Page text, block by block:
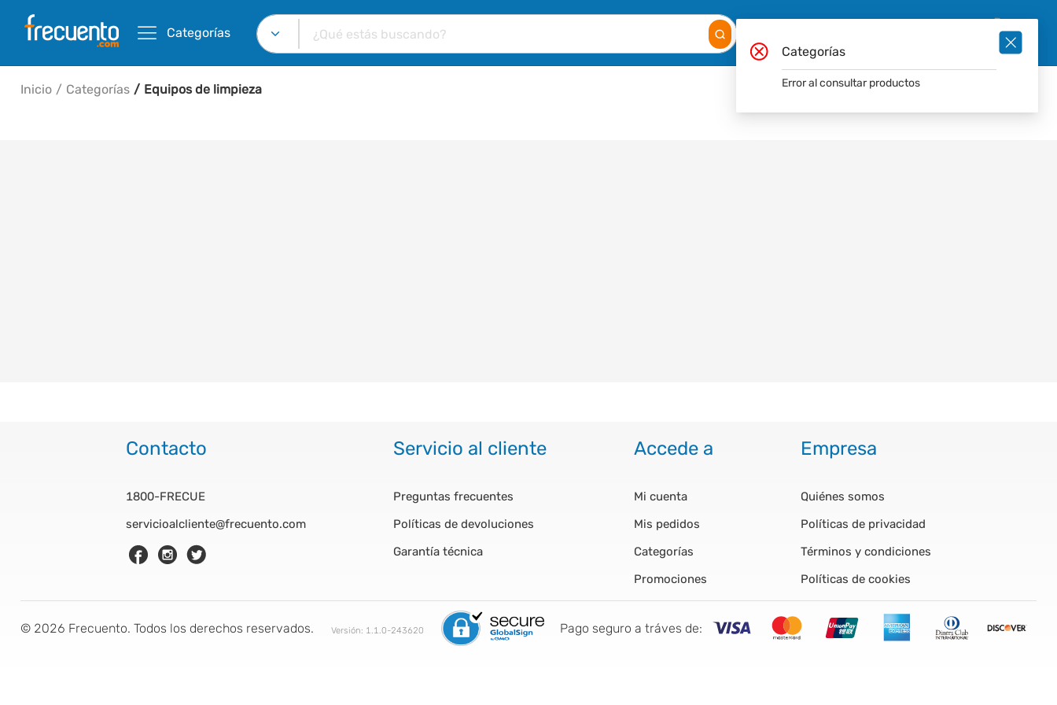
Categorías
Inicio Categorías Equipos de limpieza
Contacto
1800-FRECUE
servicioalcliente@frecuento.com
Servicio al cliente
Preguntas frecuentes
Políticas de devoluciones
Garantía técnica
Accede a
Mi cuenta
Mis pedidos
Categorías
Promociones
Empresa
Quiénes somos
Políticas de privacidad
Términos y condiciones
Políticas de cookies
© 2026 Frecuento. Todos los derechos reservados. Versión: 1.1.0-243620 Pago seguro a tráves de:
Categorías
Error al consultar productos